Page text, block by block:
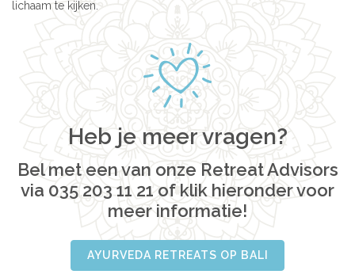
lichaam te kijken.
Heb je meer vragen?
Bel met een van onze Retreat Advisors
via 035 203 11 21 of klik hieronder voor
meer informatie!
AYURVEDA RETREATS OP BALI